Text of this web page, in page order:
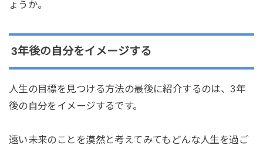
ょうか。
3年後の自分をイメージする
人生の目標を見つける方法の最後に紹介するのは、3年
後の自分をイメージするです。
遠い未来のことを漠然と考えてみてもどんな人生を過ご